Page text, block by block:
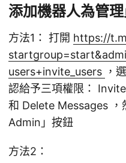
添加機器人為管
方法1： 打開 https://
users+invite_users ，
認給予三項權限：
和 Delete Messages
Admin」按鈕
方法2：